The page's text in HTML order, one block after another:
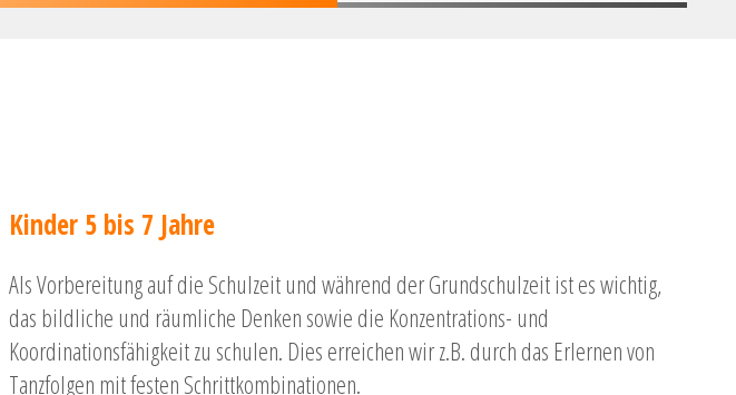
Kinder 5 bis 7 Jahre
Als Vorbereitung auf die Schulzeit und während der Grundschulzeit ist es wichtig,
das bildliche und räumliche Denken sowie die Konzentrations- und
Koordinationsfähigkeit zu schulen. Dies erreichen wir z.B. durch das Erlernen von
Tanzfolgen mit festen Schrittkombinationen.